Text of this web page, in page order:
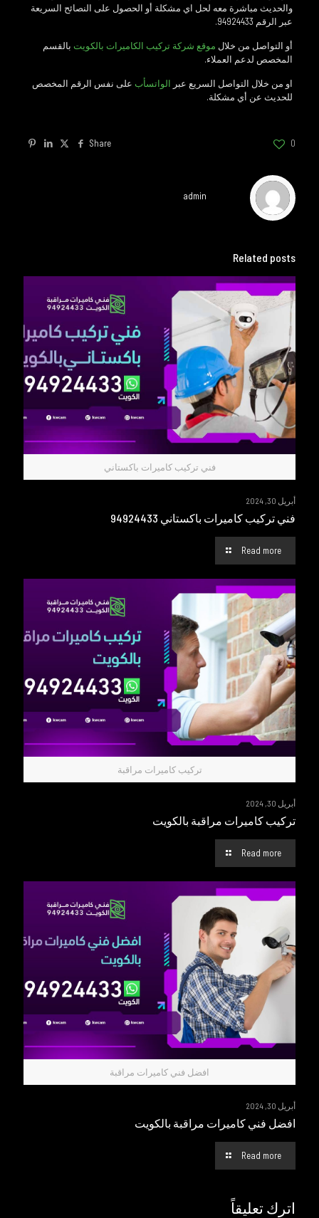
والحديث مباشرة معه لحل اي مشكلة أو الحصول على النصائح السريعة
عبر الرقم 94924433.
أو التواصل من خلال موقع شركة تركيب الكاميرات بالكويتبالقسم
المخصص لدعم العملاء.
او من خلال التواصل السريع عبر الواتسأبعلى نفس الرقم المخصص
للحديث عن أي مشكلة.
Share 0
admin
Related posts
فني تركيب كاميرات باكستاني
أبريل 30, 2024
فني تركيب كاميرات باكستاني 94924433
Read more
تركيب كاميرات مراقبة
أبريل 30, 2024
تركيب كاميرات مراقبة بالكويت
Read more
افضل فني كاميرات مراقبة
أبريل 30, 2024
افضل فني كاميرات مراقبة بالكويت
Read more
اترك تعليقاً